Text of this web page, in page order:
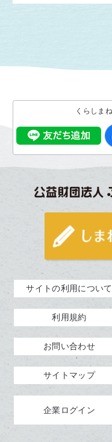
くらしま
サイトの利用について
利用規約
お問い合わせ
サイトマップ
企業ログイン